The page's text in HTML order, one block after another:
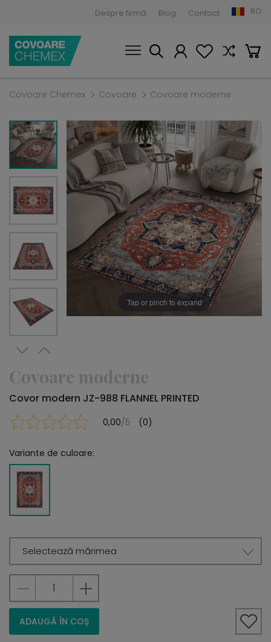
Despre firmă Blog Contact RO
Covoare Chemex Covoare Covoare moderne
Tap or pinch to expand
Covoare moderne
Covor modern JZ-988 FLANNEL PRINTED
0,00/5 (0)
Variante de culoare:
Selectează mărimea
ADAUGĂ ÎN COȘ